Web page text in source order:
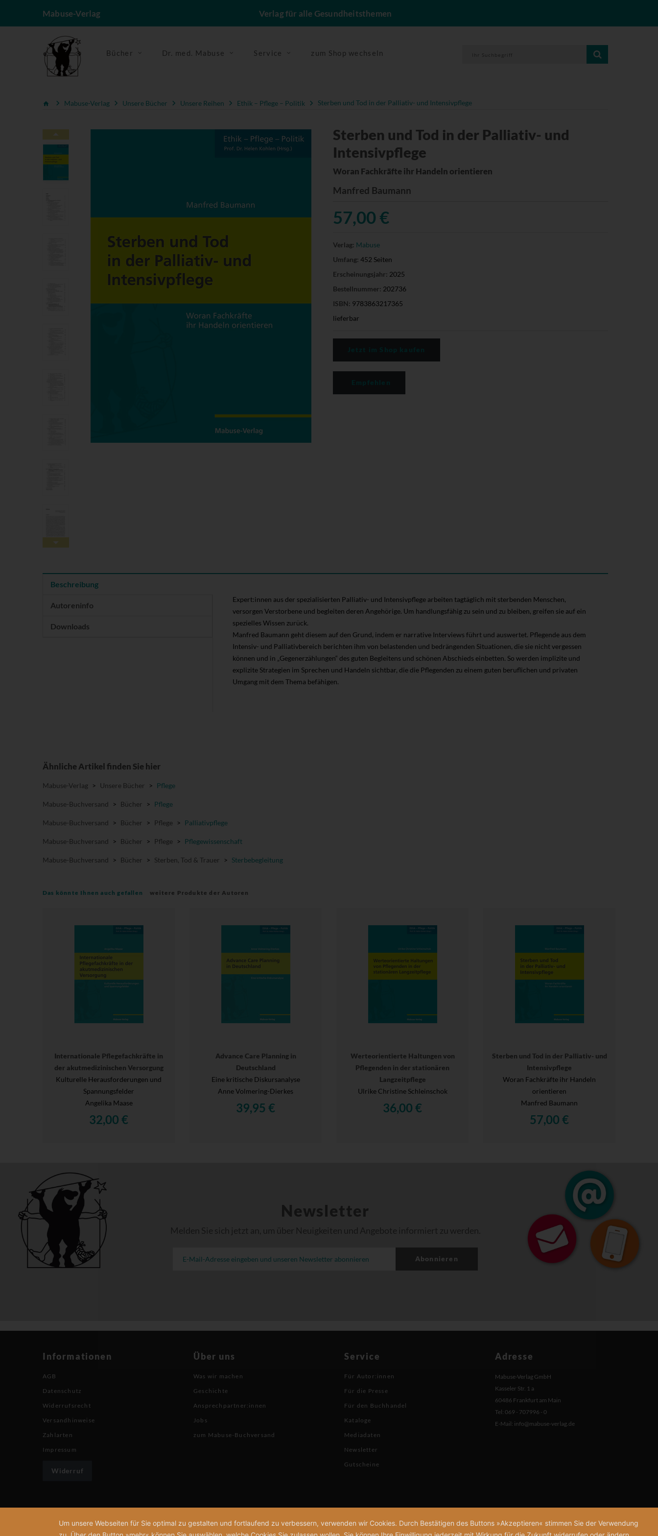
Mabuse-Verlag Verlag für alle Gesundheitsthemen
Bücher Dr. med. Mabuse Service zum Shop wechseln
Mabuse-Verlag Unsere Bücher Unsere Reihen Ethik – Pflege – Politik Sterben und Tod in der Palliativ- und Intensivpflege
Sterben und Tod in der Palliativ- und
Intensivpflege
Woran Fachkräfte ihr Handeln orientieren
Manfred Baumann
57,00 €
Verlag: Mabuse
Umfang: 452 Seiten
Erscheinungsjahr: 2025
Bestellnummer: 202736
ISBN: 9783863217365
lieferbar
Beschreibung
Autoreninfo
Downloads
Expert:innen aus der spezialisierten Palliativ- und Intensivpflege arbeiten tagtäglich mit sterbenden Menschen,
versorgen Verstorbene und begleiten deren Angehörige. Um handlungsfähig zu sein und zu bleiben, greifen sie auf ein
spezielles Wissen zurück.
Manfred Baumann geht diesem auf den Grund, indem er narrative Interviews führt und auswertet. Pflegende aus dem
Intensiv- und Palliativbereich berichten ihm von belastenden und bedrängenden Situationen, die sie nicht vergessen
können und in „Gegenerzählungen“ des guten Begleitens und schönen Abschieds einbetten. So werden implizite und
explizite Strategien im Sprechen und Handeln sichtbar, die die Pflegenden zu einem guten beruflichen und privaten
Umgang mit dem Thema befähigen.
Ähnliche Artikel finden Sie hier
Mabuse-Verlag > Unsere Bücher > Pflege
Mabuse-Buchversand > Bücher > Pflege
Mabuse-Buchversand > Bücher > Pflege > Palliativpflege
Mabuse-Buchversand > Bücher > Pflege > Pflegewissenschaft
Mabuse-Buchversand > Bücher > Sterben, Tod & Trauer > Sterbebegleitung
Das könnte Ihnen auch gefallen weitere Produkte der Autoren
Internationale Pflegefachkräfte in
der akutmedizinischen Versorgung
Kulturelle Herausforderungen und
Spannungsfelder
Angelika Maase
32,00 €
Advance Care Planning in
Deutschland
Eine kritische Diskursanalyse
Anne Volmering-Dierkes
39,95 €
Werteorientierte Haltungen von
Pflegenden in der stationären
Langzeitpflege
Ulrike Christine Schleinschok
36,00 €
Sterben und Tod in der Palliativ- und
Intensivpflege
Woran Fachkräfte ihr Handeln
orientieren
Manfred Baumann
57,00 €
Newsletter
Melden Sie sich jetzt an, um über Neuigkeiten und Angebote informiert zu werden.
Abonnieren
Informationen
AGB
Datenschutz
Widerrufsrecht
Versandhinweise
Zahlarten
Impressum
Widerruf
Über uns
Was wir machen
Geschichte
Ansprechpartner:innen
Jobs
zum Mabuse-Buchversand
Service
Für Autor:innen
Für die Presse
Für den Buchhandel
Kataloge
Mediadaten
Newsletter
Gutscheine
Adresse
Mabuse-Verlag GmbH
Kasseler Str. 1 a
60486 Frankfurt am Main
Tel: 069 - 707996 - 0
E-Mail: info@mabuse-verlag.de
Um unsere Webseiten für Sie optimal zu gestalten und fortlaufend zu verbessern, verwenden wir Cookies. Durch Bestätigen des Buttons »Akzeptieren« stimmen Sie der Verwendung